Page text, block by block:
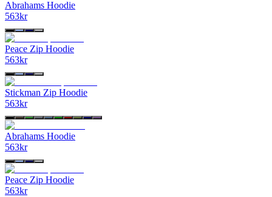
Abrahams Hoodie
563kr
Peace Zip Hoodie
563kr
Stickman Zip Hoodie
563kr
Abrahams Hoodie
563kr
Peace Zip Hoodie
563kr